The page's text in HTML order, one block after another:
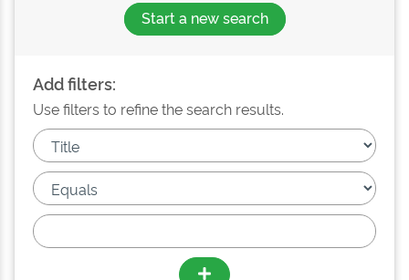
Start a new search
Add filters:
Use filters to refine the search results.